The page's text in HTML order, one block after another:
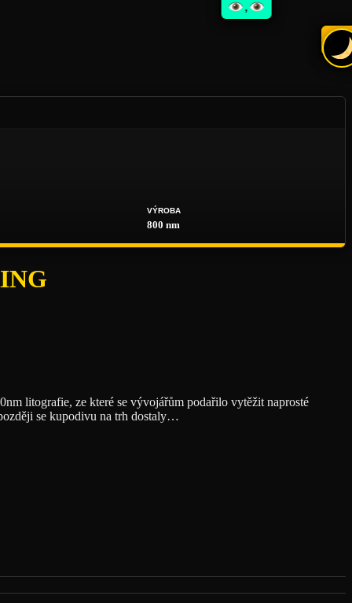
VÝROBA
800 nm
litografie, ze které se vývojářům podařilo vytěžit naprosté
se kupodivu na trh dostaly…